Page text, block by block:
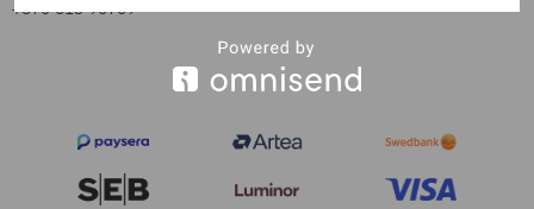
+370 615 90769